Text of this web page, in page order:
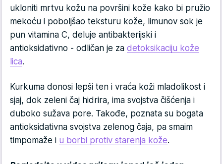
ukloniti mrtvu kožu na površini kože kako bi pružio
mekoću i poboljšao teksturu kože, limunov sok je
pun vitamina C, deluje antibakterijski i
antioksidativno - odličan je za detoksikaciju kože
lica.
Kurkuma donosi lepši ten i vraća koži mladolikost i
sjaj, dok zeleni čaj hidrira, ima svojstva čišćenja i
duboko sužava pore. Takođe, poznata su bogata
antioksidativna svojstva zelenog čaja, pa smaim
timpomaže i u borbi protiv starenja kože.